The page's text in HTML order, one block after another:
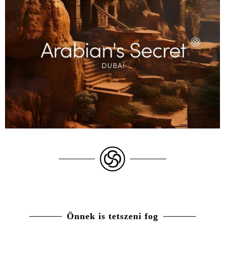
Önnek is tetszeni fog